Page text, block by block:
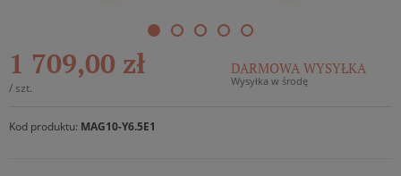
1 709,00 zł
/ szt.
DARMOWA WYSYŁKA
Wysyłka w środę
Kod produktu: MAG10-Y6.5E1